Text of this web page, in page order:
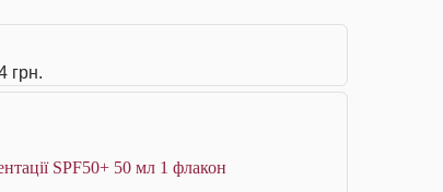
грн.
SPF50+ 50 мл 1 флакон